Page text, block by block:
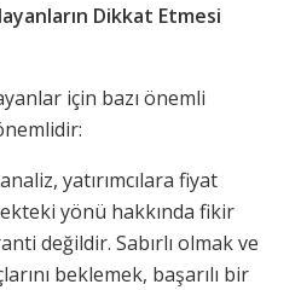
Dikkat Etmesi
için bazı önemli
yatırımcılara fiyat
yönü hakkında fikir
değildir. Sabırlı olmak ve
beklemek, başarılı bir